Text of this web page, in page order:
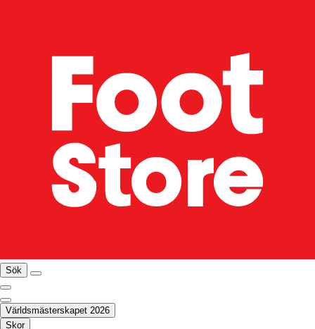
Sök
Världsmästerskapet 2026
Skor